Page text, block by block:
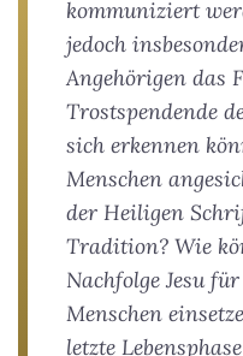
kommuniziert
jedoch
Angehörigen das
Trostspendende
sich erkennen
Menschen
der Heiligen
Tradition? Wie
Nachfolge Jesu
Menschen
letzte